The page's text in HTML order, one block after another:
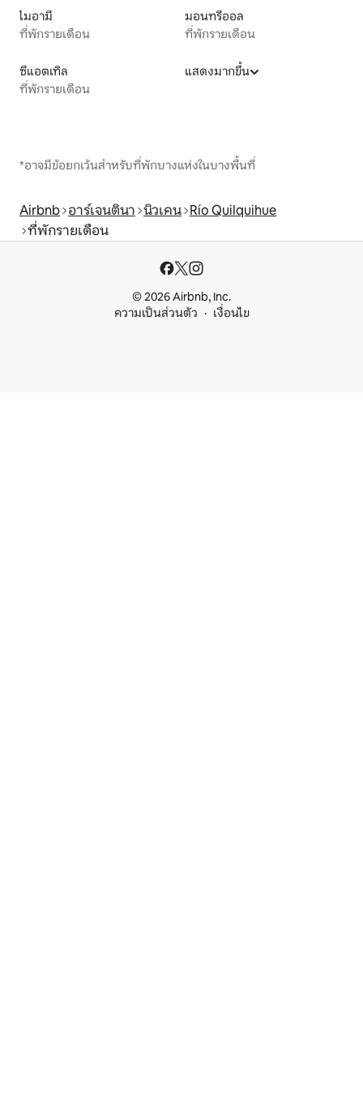
ไมอามี
ที่พักรายเดือน
มอนทรีออล
ที่พักรายเดือน
ซีแอตเทิล
ที่พักรายเดือน
แสดงมากขึ้น
*อาจมีข้อยกเว้นสำหรับที่พักบางแห่งในบางพื้นที่
Airbnb อาร์เจนตินา นิวเคน Río Quilquihue
ที่พักรายเดือน
© 2026 Airbnb, Inc.
ความเป็นส่วนตัว
เงื่อนไข